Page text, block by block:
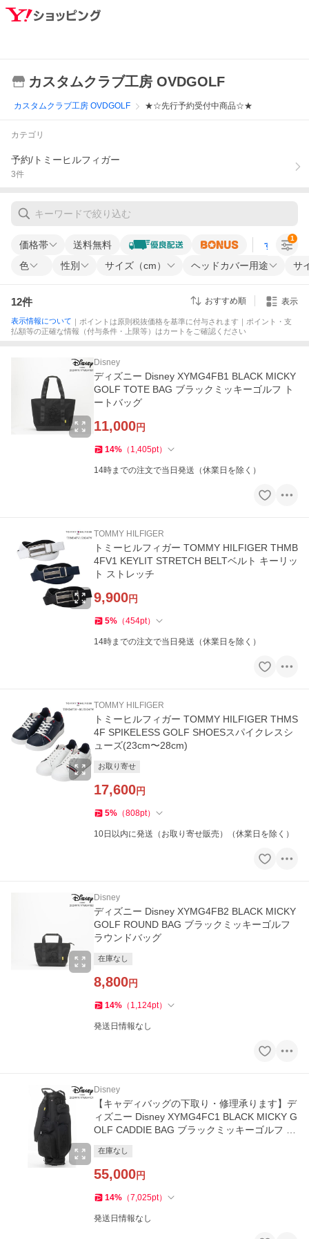
カスタムクラブ工房 OVDGOLF
カスタムクラブ工房 OVDGOLF ★☆先行予約受付中商品☆★
カテゴリ
予約/トミーヒルフィガー
3件
価格帯 送料無料 すべての条
色 性別 サイズ（cm） ヘッドカバー用途 サ
1
12件 おすすめ順 表示
表示情報について ｜ポイントは原則税抜価格を基準に付与されます｜ポイント・支
払額等の正確な情報（付与条件・上限等）はカートをご確認ください
Disney
ディズニー Disney XYMG4FB1 BLACK MICKY
GOLF TOTE BAG ブラックミッキーゴルフ ト
ートバッグ
11,000円
14% （ 1,405pt）
14時までの注文で当日発送（休業日を除く）
TOMMY HILFIGER
トミーヒルフィガー TOMMY HILFIGER THMB
4FV1 KEYLIT STRETCH BELTベルト キーリッ
ト ストレッチ
9,900円
5% （454pt）
14時までの注文で当日発送（休業日を除く）
TOMMY HILFIGER
トミーヒルフィガー TOMMY HILFIGER THMS
4F SPIKELESS GOLF SHOESスパイクレスシ
ューズ(23cm〜28cm)
お取り寄せ
17,600円
5% （808pt）
10日以内に発送（お取り寄せ販売）（休業日を除く）
Disney
ディズニー Disney XYMG4FB2 BLACK MICKY
GOLF ROUND BAG ブラックミッキーゴルフ
ラウンドバッグ
在庫なし
8,800円
14% （ 1,124pt）
発送日情報なし
Disney
【キャディバッグの下取り・修理承ります】デ
ィズニー Disney XYMG4FC1 BLACK MICKY G
OLF CADDIE BAG ブラックミッキーゴルフ キ
在庫なし
55,000円
14% （7,025pt）
発送日情報なし